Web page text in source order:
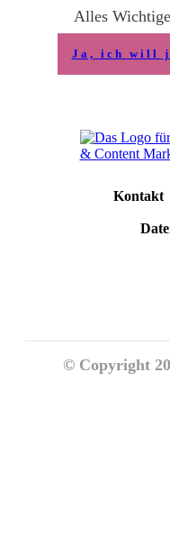
Alles
Ja, ich will
Kontakt
© Copyright